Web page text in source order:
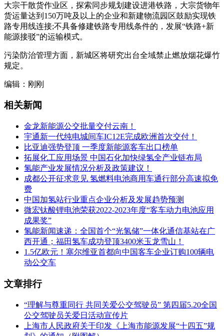
大宗干散货作业区，探索同步规划建设进港铁路，大宗货物年
货运量达到150万吨及以上的企业和新建物流园区鼓励实现铁
路专用线连接;不具备修建铁路专用线条件的，发展“铁路+新
能源接驳”的运输模式。
污染防治管理方面，新城区将研究出台全域禁止燃放烟花爆竹
规定。
编辑：刚刚
相关新闻
金龙新能源公交批量交付云南！
宇通新一代纯电城间车IC12E完成欧洲首次交付！
比亚迪强势登顶 一季度新能源客车出口榜单
拓展化工应用场景 中国石化加快绿氢全产业链布局
氢能产业发展情况分析及政策建议！
成都公开征求意见 氢燃料电池商用车通行部分高速拟免
费
中国加氢站行业重点企业分析及发展趋势预测
微宏钛酸锂电池荣获2022-2023年度“客车动力电池应用
成果奖”
氢能新闻速递：全国首个“光氢储”一体化通信基站在广
西开通；福田氢车成功登顶3400米玉龙雪山！
1.5亿欧元！塞尔维亚首都向中国客车企业订购100辆电
动公交车
文章排行
“理解与尊重同行 共同关爱公交驾驶员” 第四届5.20全国
公交驾驶员关爱日活动宣传片
上海市人民政府关于印发《上海市能源发展“十四五”规